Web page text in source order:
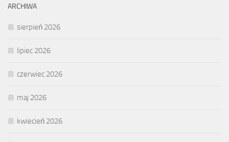
ARCHIWA
sierpień 2026
lipiec 2026
czerwiec 2026
maj 2026
kwiecień 2026